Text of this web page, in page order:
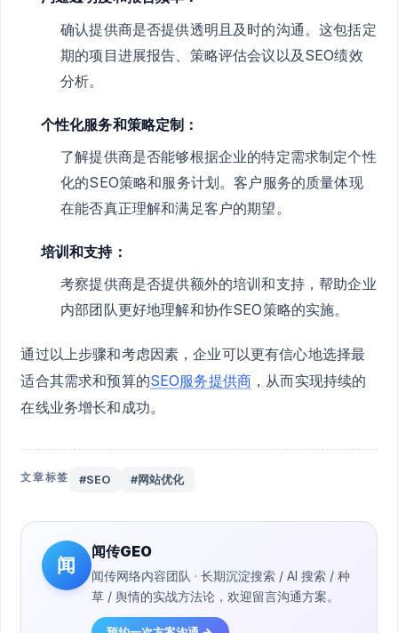
确认提供商是否提供透明且及时的沟通。这包括定
期的项目进展报告、策略评估会议以及SEO绩效
分析。
个性化服务和策略定制：
了解提供商是否能够根据企业的特定需求制定个性
化的SEO策略和服务计划。客户服务的质量体现
在能否真正理解和满足客户的期望。
培训和支持：
考察提供商是否提供额外的培训和支持，帮助企业
内部团队更好地理解和协作SEO策略的实施。
通过以上步骤和考虑因素，企业可以更有信心地选择最
适合其需求和预算的SEO服务提供商 ，从而实现持续的
在线业务增长和成功。
文章标签 #SEO #网站优化
闻
闻传GEO
闻传网络内容团队 · 长期沉淀搜索 / AI 搜索 / 种
草 / 舆情的实战方法论，欢迎留言沟通方案。